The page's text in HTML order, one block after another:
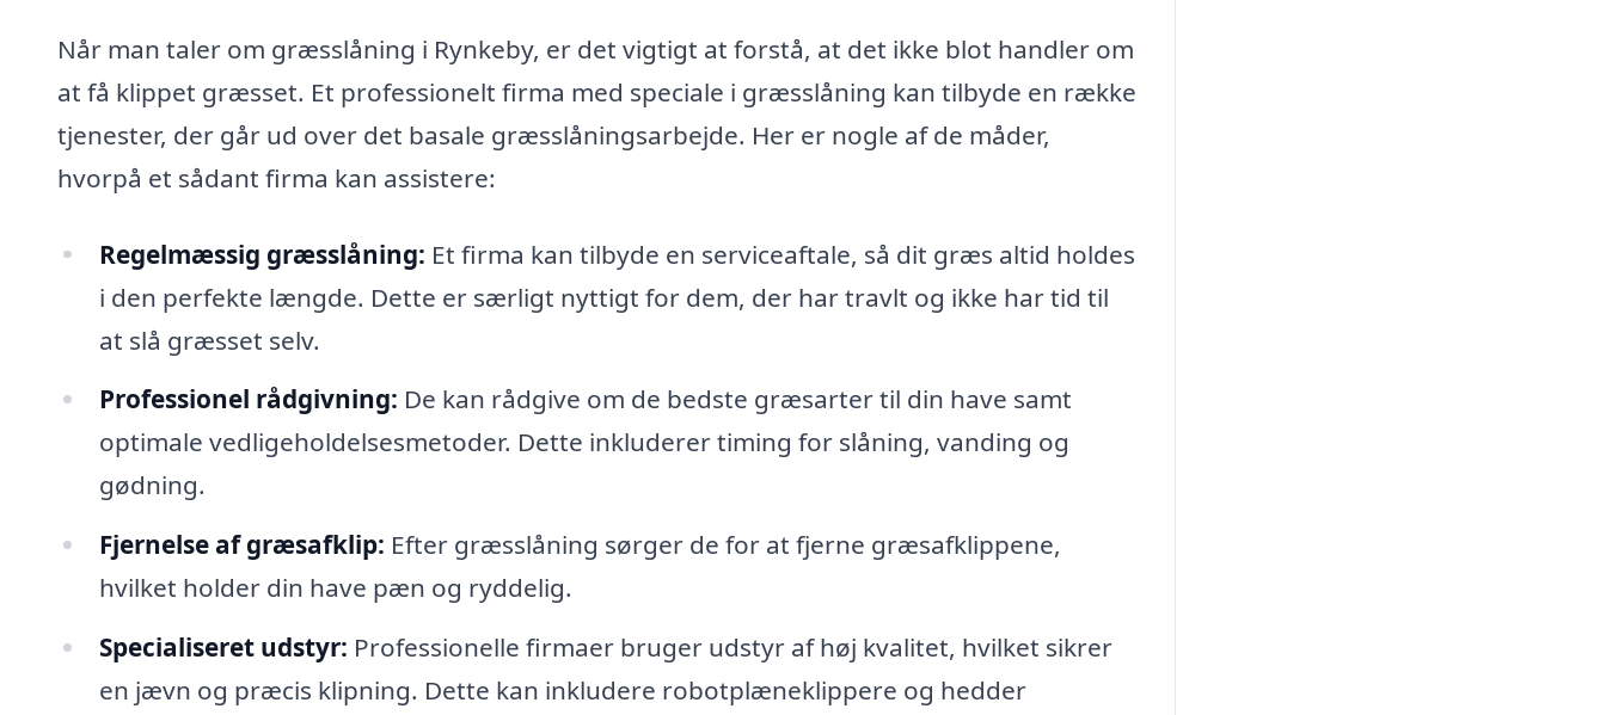
Når man taler om græsslåning i Rynkeby, er det vigtigt at forstå, at det ikke blot handler om
at få klippet græsset. Et professionelt firma med speciale i græsslåning kan tilbyde en række
tjenester, der går ud over det basale græsslåningsarbejde. Her er nogle af de måder,
hvorpå et sådant firma kan assistere:
Regelmæssig græsslåning: Et firma kan tilbyde en serviceaftale, så dit græs altid holdes
i den perfekte længde. Dette er særligt nyttigt for dem, der har travlt og ikke har tid til
at slå græsset selv.
Professionel rådgivning: De kan rådgive om de bedste græsarter til din have samt
optimale vedligeholdelsesmetoder. Dette inkluderer timing for slåning, vanding og
gødning.
Fjernelse af græsafklip: Efter græsslåning sørger de for at fjerne græsafklippene,
hvilket holder din have pæn og ryddelig.
Specialiseret udstyr: Professionelle firmaer bruger udstyr af høj kvalitet, hvilket sikrer
en jævn og præcis klipning. Dette kan inkludere robotplæneklippere og hedder